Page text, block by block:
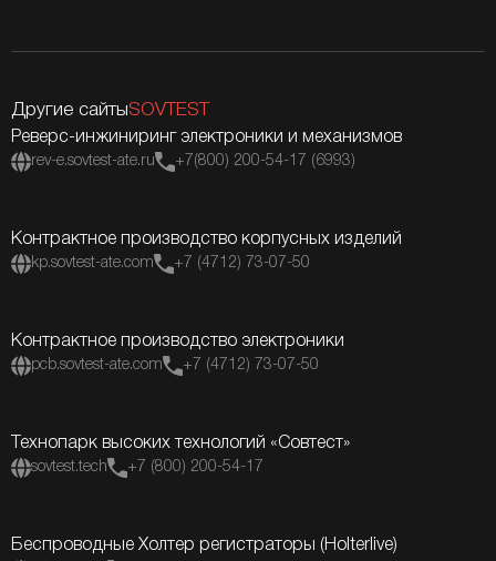
Другие сайтыSOVTEST
Реверс-инжиниринг электроники и механизмов
rev-e.sovtest-ate.ru +7(800) 200-54-17 (6993)
Контрактное производство корпусных изделий
kp.sovtest-ate.com +7 (4712) 73-07-50
Контрактное производство электроники
pcb.sovtest-ate.com +7 (4712) 73-07-50
Технопарк высоких технологий «Совтест»
sovtest.tech +7 (800) 200-54-17
Беспроводные Холтер регистраторы (Holterlive)